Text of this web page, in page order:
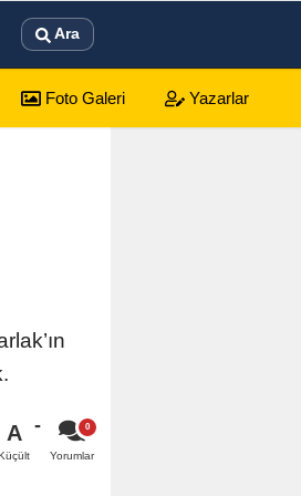
Ara
sahada inceledi 11:19
Foto Galeri Yazarlar
A
Yorumlar